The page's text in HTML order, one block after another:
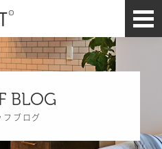
BLOG
フブログ